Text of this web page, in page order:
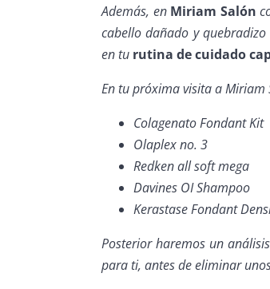
Además, en Miriam Salón
cabello dañado y
en tu rutina de cuidado
En tu próxima visita a
Colagenato Fondant Kit
Olaplex no. 3
Redken all soft mega
Davines OI Shampoo
Kerastase Fondant
Posterior haremos un
para ti, antes de eliminar